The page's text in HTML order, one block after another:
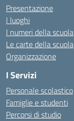
Presentazione
I luoghi
I numeri della scuola
Le carte della scuola
Organizzazione
I Servizi
Personale scolastico
Famiglie e studenti
Percorsi di studio